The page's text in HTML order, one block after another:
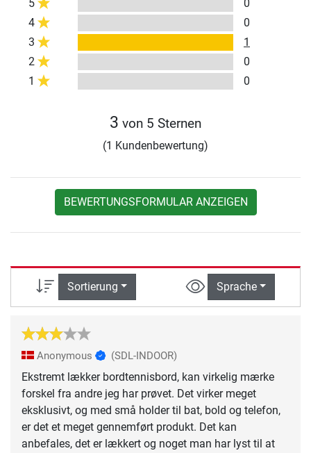
5
0
4
0
3
1
2
0
1
0
3 von 5 Sternen
(1 Kundenbewertung)
BEWERTUNGSFORMULAR ANZEIGEN
Sortierung Sprache
Anonymous (SDL-INDOOR)
Ekstremt lækker bordtennisbord, kan virkelig mærke
forskel fra andre jeg har prøvet. Det virker meget
eksklusivt, og med små holder til bat, bold og telefon,
er det et meget gennemført produkt. Det kan
anbefales, det er lækkert og noget man har lyst til at